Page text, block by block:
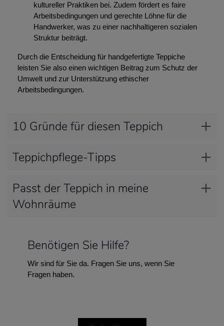
kultureller Praktiken bei. Zudem fördert es faire
Arbeitsbedingungen und gerechte Löhne für die
Handwerker, was zu einer nachhaltigeren sozialen
Struktur beiträgt.
Durch die Entscheidung für handgefertigte Teppiche
leisten Sie also einen wichtigen Beitrag zum Schutz der
Umwelt und zur Unterstützung ethischer
Arbeitsbedingungen.
10 Gründe für diesen Teppich
Teppichpflege-Tipps
Passt der Teppich in meine
Wohnräume
Benötigen Sie Hilfe?
Wir sind für Sie da. Fragen Sie uns, wenn Sie
Fragen haben.